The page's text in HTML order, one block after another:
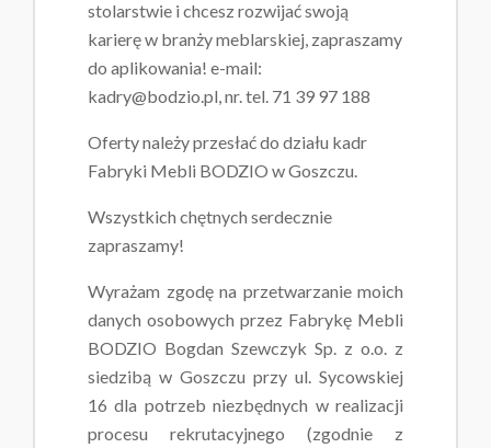
stolarstwie i chcesz rozwijać swoją
karierę w branży meblarskiej, zapraszamy
do aplikowania! e-mail:
kadry@bodzio.pl,nr. tel. 71 39 97 188
Oferty należy przesłać do działu kadr
Fabryki Mebli BODZIO w Goszczu.
Wszystkich chętnych serdecznie
zapraszamy!
Wyrażam zgodę na przetwarzanie moich
danych osobowych przez Fabrykę Mebli
BODZIO Bogdan Szewczyk Sp. z o.o. z
siedzibą w Goszczu przy ul. Sycowskiej
16 dla potrzeb niezbędnych w realizacji
procesu rekrutacyjnego (zgodnie z